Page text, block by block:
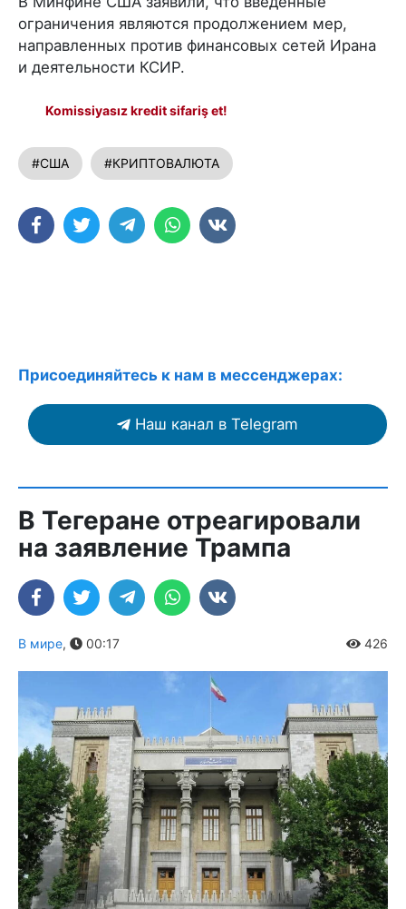
ограничения являются продолжением мер,
направленных против финансовых сетей Ирана
и деятельности КСИР.
Komissiyasız kredit sifariş et!
#США #КРИПТОВАЛЮТА
Присоединяйтесь к нам в мессенджерах:
Наш канал в Telegram
В Тегеране отреагировали
на заявление Трампа
В мире, 00:17 426